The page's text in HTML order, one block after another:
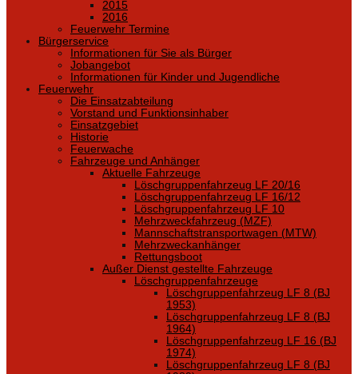
2015
2016
Feuerwehr Termine
Bürgerservice
Informationen für Sie als Bürger
Jobangebot
Informationen für Kinder und Jugendliche
Feuerwehr
Die Einsatzabteilung
Vorstand und Funktionsinhaber
Einsatzgebiet
Historie
Feuerwache
Fahrzeuge und Anhänger
Aktuelle Fahrzeuge
Löschgruppenfahrzeug LF 20/16
Löschgruppenfahrzeug LF 16/12
Löschgruppenfahrzeug LF 10
Mehrzweckfahrzeug (MZF)
Mannschaftstransportwagen (MTW)
Mehrzweckanhänger
Rettungsboot
Außer Dienst gestellte Fahrzeuge
Löschgruppenfahrzeuge
Löschgruppenfahrzeug LF 8 (BJ
1953)
Löschgruppenfahrzeug LF 8 (BJ
1964)
Löschgruppenfahrzeug LF 16 (BJ
1974)
Löschgruppenfahrzeug LF 8 (BJ